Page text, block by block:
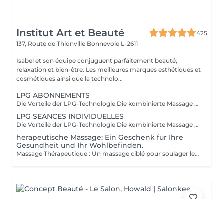
Institut Art et Beauté
425
137, Route de Thionville Bonnevoie L-2611
Isabel et son équipe conjuguent parfaitement beauté,
relaxation et bien-être. Les meilleures marques esthétiques et
cosmétiques ainsi que la technolo...
LPG ABONNEMENTS
Die Vorteile der LPG-Technologie Die kombinierte Massage und Saugwirkung des LPG Cellu M6 Medical bietet 100 % natürliche Schlankheits-, Anti-Aging- und therapeutische Lösungen durch schmerzfreie Massagen, die die zellulären Mechanismen auf natürliche Weise reaktivieren und verschiedene Vorteile bieten, die auf Ihre spezifischen Bedürfnisse zugeschnitten sind. Ästhetische Vorteile: Reduziert Cellulite, wobei das "Orangenhaut"-Erscheinungsbild allmählich verschwindet und die Haut wieder glatt und fest erscheint. Harmonisiert die Silhouette. Strafft und verbessert das Hautbild. Reduziert das Erscheinungsbild von Narben, Transplantaten und Verbrennungen. Therapeutische Vorteile: Verbessert die Lymph- und Blutzirkulation. Fördert die postoperative Genesung. Erzeugt eine entspannende Wirkung. Reduziert Muskelschmerzen. Lindert schwere Beine und geschwollene Knöchel. Bereitet den Körper auf körperliche Anstrengung vor. Erleichtert die Erholung nach dem Training: Muskelkater usw. Behandelt sportbedingte Beschwerden: Sehnenentzündungen, Muskelverletzungen usw. Sorgt für Entspannung und Muskelentspannung. Geschulte Praktiker: Carla Lisete Carla Marie Francesca Kümmern Sie sich noch heute um Ihren Körper und Ihre Schönheit mit der LPG-Technologie, um Ihre Haut und Ihren Körper für die kommenden Jahre vorzubereiten.
LPG SEANCES INDIVIDUELLES
Die Vorteile der LPG-Technologie Die kombinierte Massage und Saugwirkung des LPG Cellu M6 Medical bietet 100 % natürliche Schlankheits-, Anti-Aging- und therapeutische Lösungen durch schmerzfreie Massagen, die die zellulären Mechanismen auf natürliche Weise reaktivieren und verschiedene Vorteile bieten, die auf Ihre spezifischen Bedürfnisse zugeschnitten sind. Ästhetische Vorteile: Reduziert Cellulite, wobei das "Orangenhaut"-Erscheinungsbild allmählich verschwindet und die Haut wieder glatt und fest erscheint. Harmonisiert die Silhouette. Strafft und verbessert das Hautbild. Reduziert das Erscheinungsbild von Narben, Transplantaten und Verbrennungen. Therapeutische Vorteile: Verbessert die Lymph- und Blutzirkulation. Fördert die postoperative Genesung. Erzeugt eine entspannende Wirkung. Reduziert Muskelschmerzen. Lindert schwere Beine und geschwollene Knöchel. Bereitet den Körper auf körperliche Anstrengung vor. Erleichtert die Erholung nach dem Training: Muskelkater usw. Behandelt sportbedingte Beschwerden: Sehnenentzündungen, Muskelverletzungen usw. Sorgt für Entspannung und Muskelentspannung. Geschulte Praktiker: Carla Lisete Carla Marie Francesca Kümmern Sie sich noch heute um Ihren Körper und Ihre Schönheit mit der LPG-Technologie, um Ihre Haut und Ihren Körper für die kommenden Jahre vorzubereiten.
herapeutische Massage: Ein Geschenk für Ihre
Gesundheit und Ihr Wohlbefinden.
Massage Thérapeutique : Un massage ciblé pour soulager les tensions musculaires, réduire le stress, et rééquilibrer votre corps. Soulagement des Douleurs Musculaires : Les techniques de massage ciblent les zones de tension pour libérer les nuds musculaires et améliorer la flexibilité. Réduction du Stress : Les massages aident à abaisser les niveaux de cortisol, l'hormone du stress, ce qui favorise la détente et une meilleure gestion du stress. Amélioration du Bien-être Général : Ils stimulent la circulation sanguine, renforcent le système immunitaire, et contribuent à un meilleur sommeil, ce qui mène à une vie plus équilibrée. Au-delà du physique, ces massages favorisent une sensation de paix intérieure et de clarté mentale. Praticiennes Qualifiées : Experts dans diverses techniques de massage. Traitements Personnalisés : Séances adaptées à vos besoins spécifiques. Ambiance Apaisante : Un environnement relaxant. Une nouvelle manière de prendre soin de vous.